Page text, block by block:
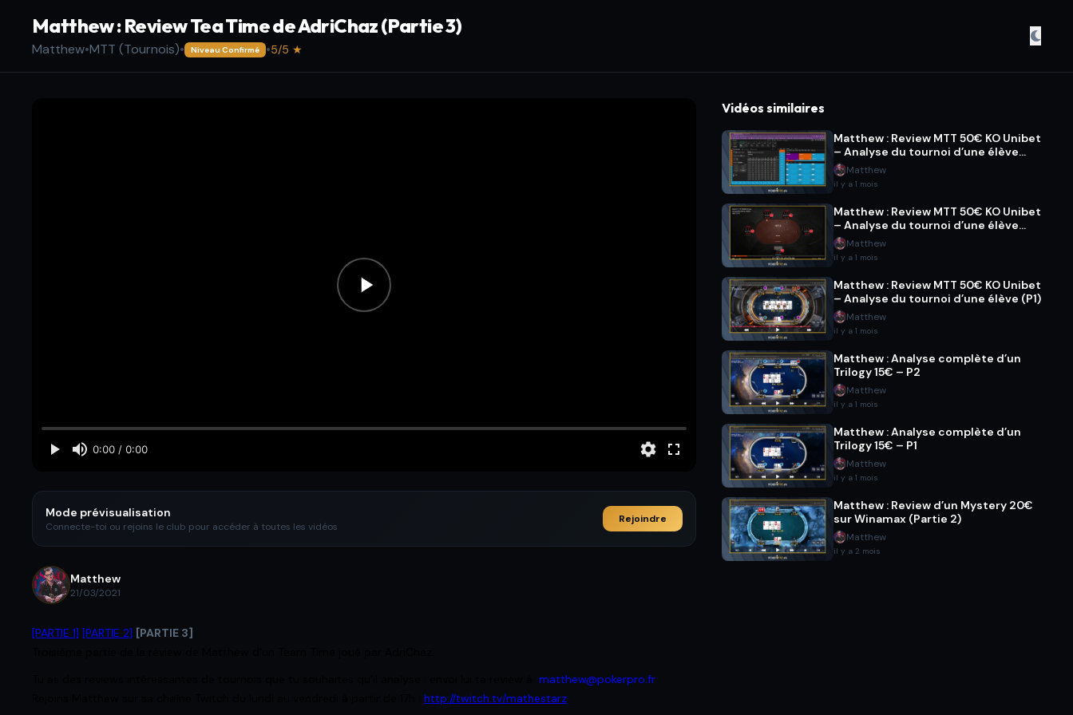
Matthew : Review Tea Time de AdriChaz (Partie 3)
Matthew•MTT (Tournois)• Niveau Confirmé •5/5 ★
Mode prévisualisation
Connecte-toi ou rejoins le club pour accéder à toutes les vidéos
Rejoindre
Matthew
21/03/2021
[PARTIE 1] [PARTIE 2] [PARTIE 3]
matthew@pokerpro.fr
http://twitch.tv/mathestarz
Vidéos similaires
Matthew : Review MTT 50€ KO Unibet
– Analyse du tournoi d’une élève
(P3)Matthew
il y a 1 mois
Matthew : Review MTT 50€ KO Unibet
– Analyse du tournoi d’une élève
(P2)Matthew
il y a 1 mois
Matthew : Review MTT 50€ KO Unibet
– Analyse du tournoi d’une élève (P1)
Matthew
il y a 1 mois
Matthew : Analyse complète d’un
Trilogy 15€ – P2
Matthew
il y a 1 mois
Matthew : Analyse complète d’un
Trilogy 15€ – P1
Matthew
il y a 1 mois
Matthew : Review d’un Mystery 20€
sur Winamax (Partie 2)
Matthew
il y a 2 mois